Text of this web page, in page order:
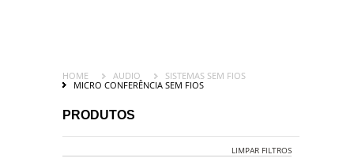
HOME AUDIO
SISTEMAS SEM FIOS
MICRO CONFERÊNCIA SEM FIOS
PRODUTOS
LIMPAR FILTROS